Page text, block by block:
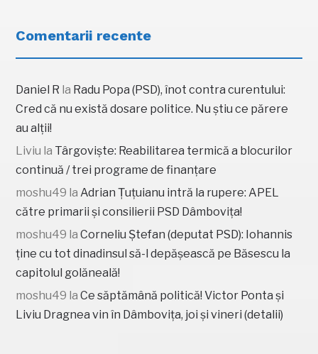
Comentarii recente
Daniel R la Radu Popa (PSD), înot contra curentului:
Cred că nu există dosare politice. Nu știu ce părere
au alții!
Liviu la Târgoviște: Reabilitarea termică a blocurilor
continuă / trei programe de finanțare
moshu49 la Adrian Țuțuianu intră la rupere: APEL
către primarii și consilierii PSD Dâmbovița!
moshu49 laCorneliu Ștefan (deputat PSD): Iohannis
ține cu tot dinadinsul să-l depășească pe Băsescu la
capitolul golăneală!
moshu49 laCe săptămână politică! Victor Ponta și
Liviu Dragnea vin în Dâmbovița, joi și vineri (detalii)